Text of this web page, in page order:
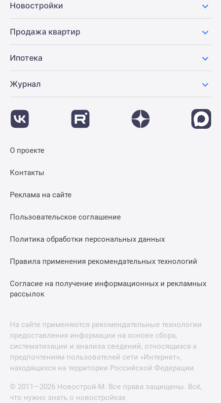
Новостройки
Продажа квартир
Ипотека
Журнал
О проекте
Контакты
Реклама на сайте
Пользовательское соглашение
Политика обработки персональных данных
Правила применения рекомендательных технологий
Согласие на получение информационных и рекламных
рассылок
На сайте применяются рекомендательные технологии
предоставления информации на основе сбора,
систематизации и анализа сведений, относящихся к
предпочтениям пользователей сети «Интернет»,
находящихся на территории Российской Федерации.
© 2011—2026 Новострой-М. Все права защищены. Всё,
что нужно знать о новостройках